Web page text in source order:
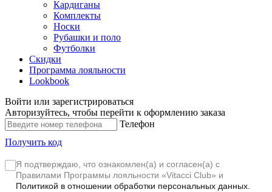
Кардиганы
Комплекты
Носки
Рубашки и поло
Футболки
Скидки
Программа лояльности
Lookbook
Войти или зарегистрироваться
Авторизуйтесь, чтобы перейти к оформлению заказа
Телефон
Получить код
Я подтверждаю, что ознакомлен(а) и согласен(а) с
Правилами Программы лояльности «Vitacci Club» и
Политикой в отношении обработки персональных данных.